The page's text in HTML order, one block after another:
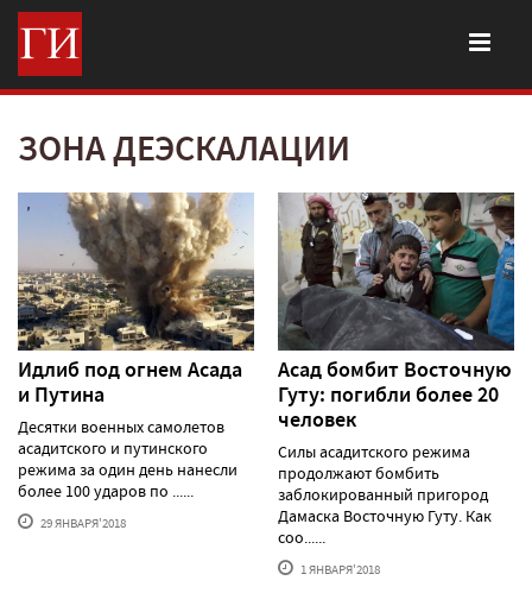
ЗОНА ДЕЭСКАЛАЦИИ
Идлиб под огнем Асада
и Путина
Десятки военных самолетов
асадитского и путинского
режима за один день нанесли
более 100 ударов по ......
29 ЯНВАРЯ'2018
Асад бомбит Восточную
Гуту: погибли более 20
человек
Силы асадитского режима
продолжают бомбить
заблокированный пригород
Дамаска Восточную Гуту. Как
соо......
1 ЯНВАРЯ'2018